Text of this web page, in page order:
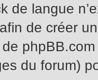
de langue
de créer
du forum)